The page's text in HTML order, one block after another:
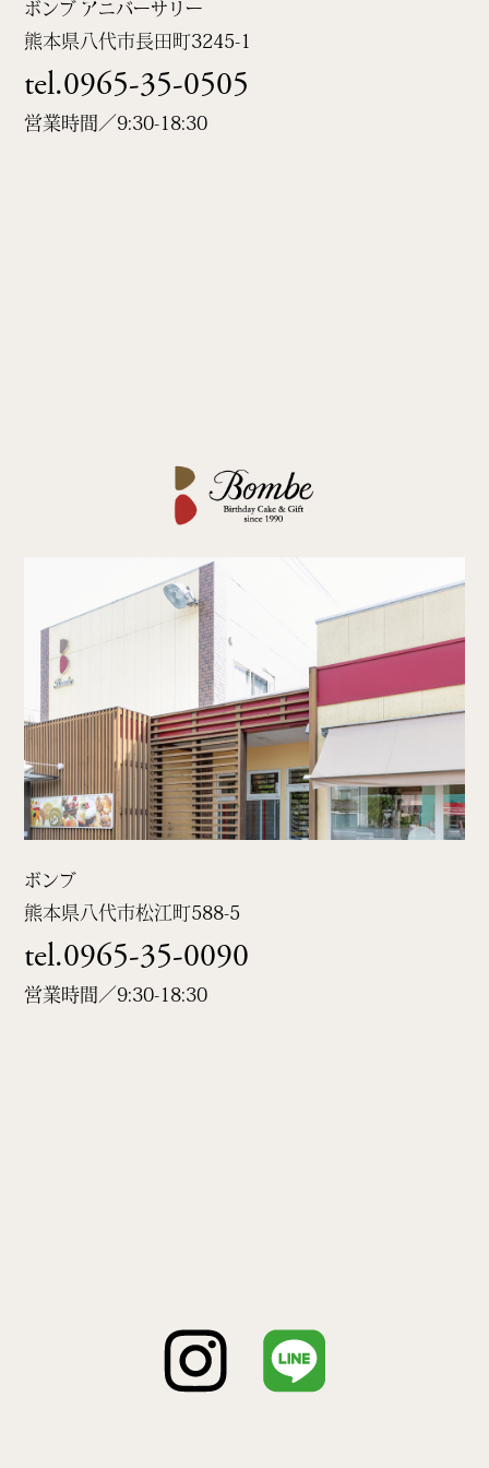
ボンブ アニバーサリー
熊本県八代市長田町3245-1
tel.0965-35-0505
営業時間／9:30-18:30
ボンブ
熊本県八代市松江町588-5
tel.0965-35-0090
営業時間／9:30-18:30